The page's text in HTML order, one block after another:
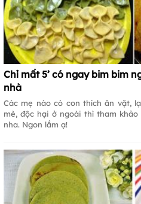
Chỉ mất 5’ có ngay bim bim
nhà
Các mẹ nào có con thích ăn vặt,
mè, độc hại ở ngoài thì tham
nha. Ngon lắm ạ!